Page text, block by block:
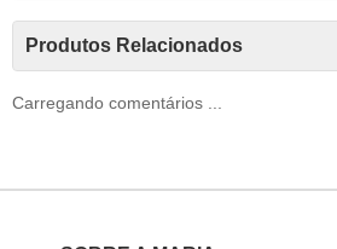
Produtos Relacionados
Carregando comentários ...